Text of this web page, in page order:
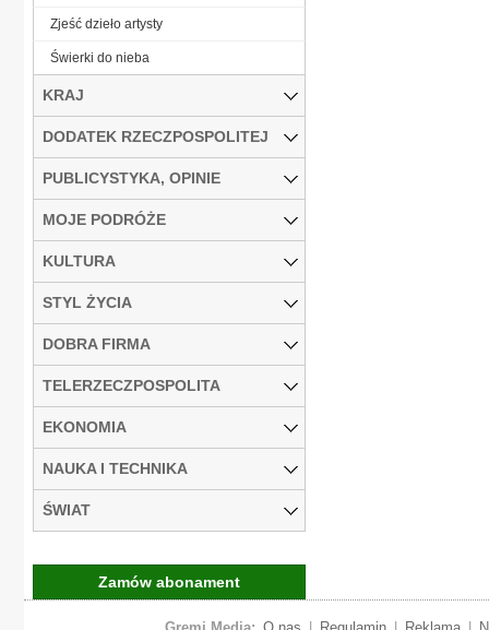
Zjeść dzieło artysty
Świerki do nieba
KRAJ
DODATEK RZECZPOSPOLITEJ
PUBLICYSTYKA, OPINIE
MOJE PODRÓŻE
KULTURA
STYL ŻYCIA
DOBRA FIRMA
TELERZECZPOSPOLITA
EKONOMIA
NAUKA I TECHNIKA
ŚWIAT
Zamów abonament